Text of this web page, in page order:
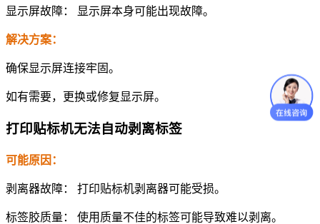
显示屏故障： 显示屏本身可能出现故障。
解决方案：
确保显示屏连接牢固。
如有需要，更换或修复显示屏。
打印贴标机无法自动剥离标签
可能原因：
剥离器故障： 打印贴标机剥离器可能受损。
标签胶质量： 使用质量不佳的标签可能导致难以剥离。